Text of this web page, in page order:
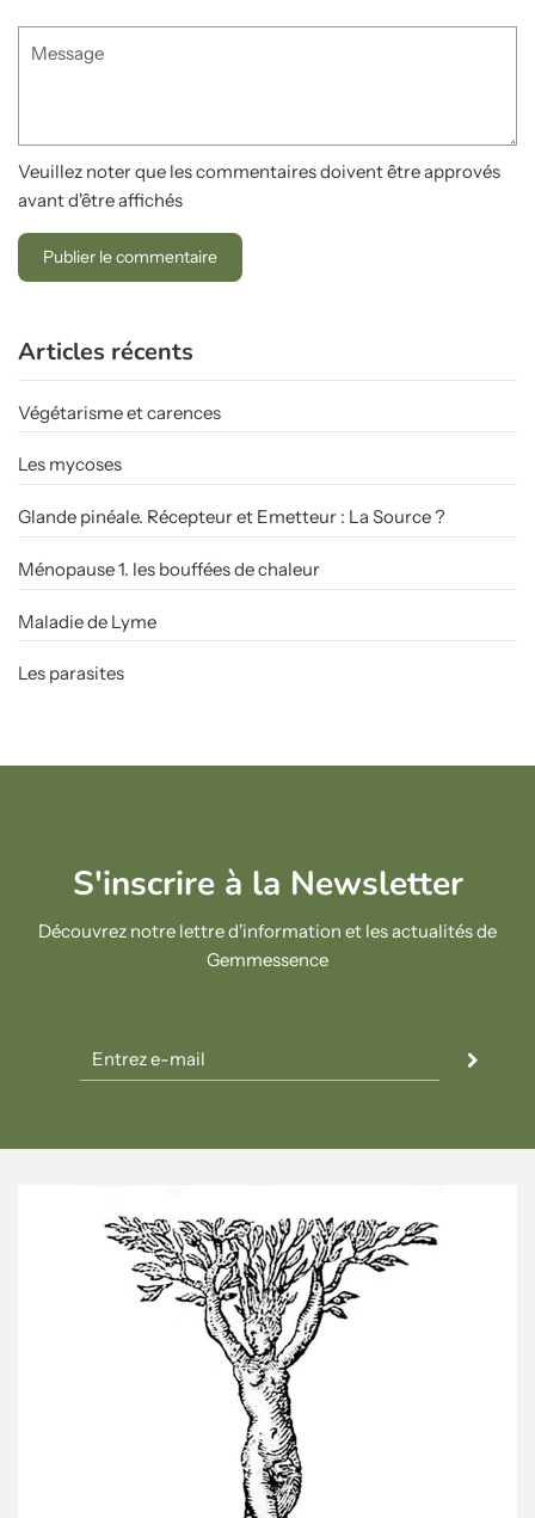
Veuillez noter que les commentaires doivent être approvés
avant d'être affichés
Articles récents
Végétarisme et carences
Les mycoses
Glande pinéale. Récepteur et Emetteur : La Source ?
Ménopause 1. les bouffées de chaleur
Maladie de Lyme
Les parasites
S'inscrire à la Newsletter
Découvrez notre lettre d'information et les actualités de
Gemmessence